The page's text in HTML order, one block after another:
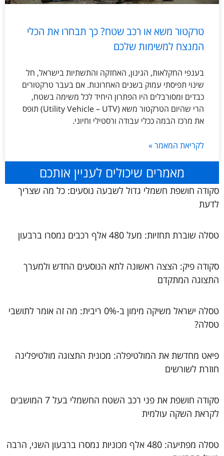
טרקטור משא או רכב שטח? כך תבחרו את הכלי
המנצח למשימות שלכם
בענפי החקלאות, הגינון, האחזקה והתשתיות בישראל, חל
שינוי תפיסתי עמוק בשנים האחרונות. אם בעבר טרקטורים
כבדים ומסורבלים היו הפתרון היחיד לכל משימה בשטח,
הרי שהיום הטרקטור משא (Utility Vehicle – UTV) תופס
את מרכז הבמה ככלי עבודה ורסטילי וחיוני.
לקריאת המאמר »
מאמרים שיכולים לעניין אותכם
סקודה חושפת חשמלי גדול לשבעה נוסעים: כל מה שצריך
לדעת
טסלה שוברת תחזיות: מעל 480 אלף רכבים נמסרו ברבעון
סקודה פיק: הצצה ראשונה לתא הנוסעים החדש ולמערך
התצוגה המתקדם
טסלה ישראל משיקה מימון ב-0% ריבית: מה זה אומר לתושבי
טסלה?
פיאט מחדשת את המולטיפלה: מכונית התצוגה מולטיפלינה
חוזרת לשורשים
סקודה חושפת את פני רכב השטח החשמלי בעל 7 המושבים
לקראת השקה עולמית
טסלה מפתיעה: 480 אלף מכוניות נמסרו ברבעון השני, הרבה